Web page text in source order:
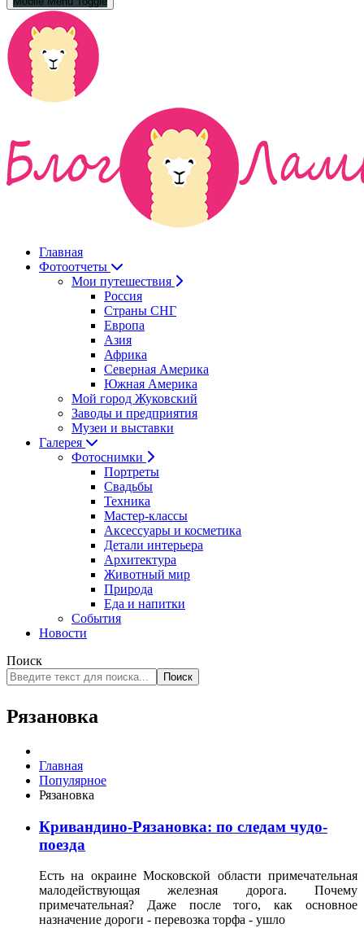
Главная
Фотоотчеты
Мои путешествия
Россия
Страны СНГ
Европа
Азия
Африка
Северная Америка
Южная Америка
Мой город Жуковский
Заводы и предприятия
Музеи и выставки
Галерея
Фотоснимки
Портреты
Свадьбы
Техника
Мастер-классы
Аксессуары и косметика
Детали интерьера
Архитектура
Животный мир
Природа
Еда и напитки
События
Новости
Поиск
Поиск
Рязановка
Главная
Популярное
Рязановка
Кривандино-Рязановка: по следам чудо-
поезда
Есть на окраине Московской области примечательная
малодействующая железная дорога. Почему
примечательная? Даже после того, как основное
назначение дороги - перевозка торфа - ушло